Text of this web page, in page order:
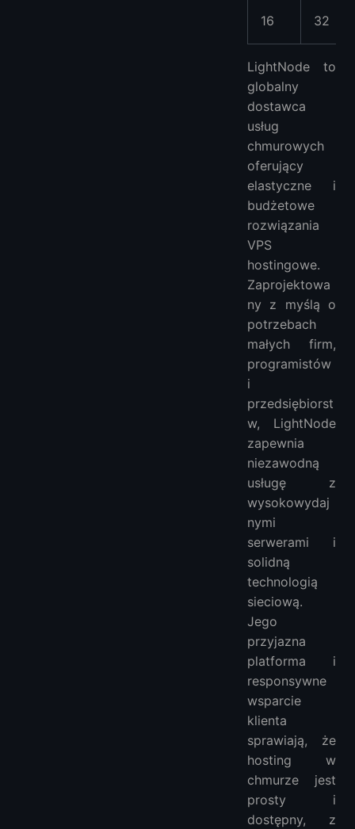
16 32
LightNode to
globalny
dostawca
usług
chmurowych
oferujący
elastyczne i
budżetowe
rozwiązania
VPS
hostingowe.
Zaprojektowa
ny z myślą o
potrzebach
małych firm,
programistów
i
przedsiębiorst
w, LightNode
zapewnia
niezawodną
usługę z
wysokowydaj
nymi
serwerami i
solidną
technologią
sieciową.
Jego
przyjazna
platforma i
responsywne
wsparcie
klienta
sprawiają, że
hosting w
chmurze jest
prosty i
dostępny, z